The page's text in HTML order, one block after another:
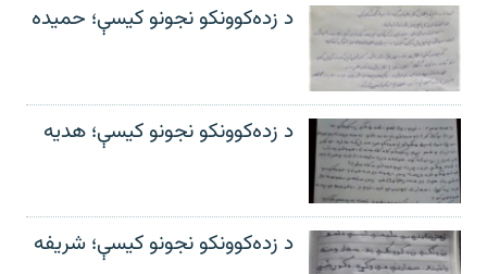
د زده‌کوونکو نجونو کیسې؛ حمیده
د زده‌کوونکو نجونو کیسې؛ هدیه
د زده‌کوونکو نجونو کیسې؛ شریفه